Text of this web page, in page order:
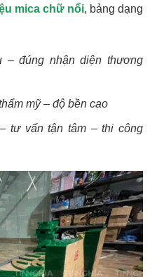
mica chữ nổi, bảng dạng
– đúng nhận diện thương
mỹ – độ bền cao
tư vấn tận tâm – thi công